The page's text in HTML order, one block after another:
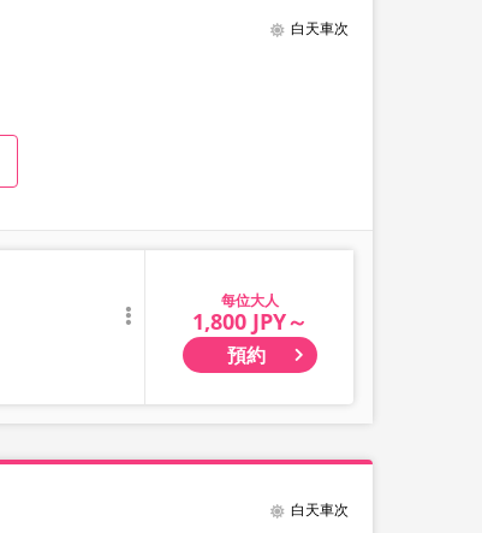
白天車次
大人
1,800 JPY～
預約
白天車次